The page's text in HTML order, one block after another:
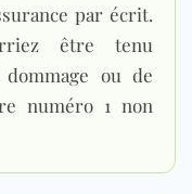
par écrit.
être tenu
ou de
numéro 1 non